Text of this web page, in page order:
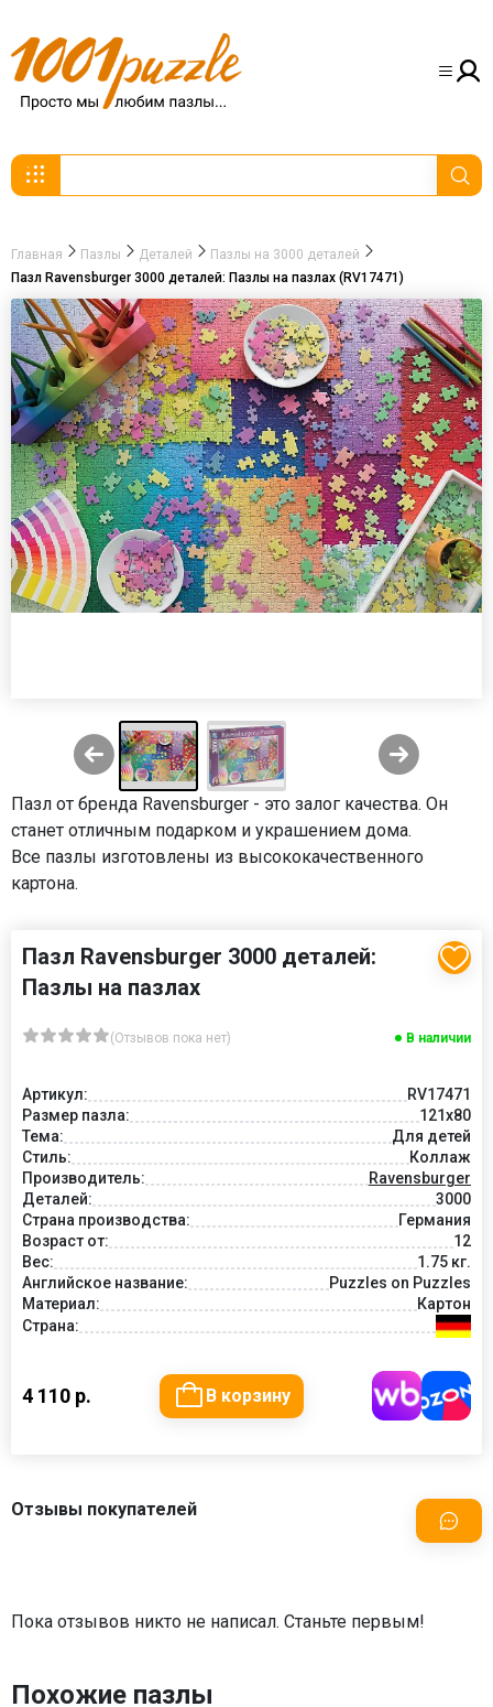
Главная Пазлы Деталей
Пазлы на 3000 деталей
Пазл Ravensburger 3000 деталей: Пазлы на пазлах (RV17471)
Пазл от бренда Ravensburger - это залог качества. Он
станет отличным подарком и украшением дома.
Все пазлы изготовлены из высококачественного
картона.
Пазл Ravensburger 3000 деталей:
Пазлы на пазлах
(Отзывов пока нет) В наличии
Артикул:
RV17471
Размер пазла:
121x80
Тема:
Для детей
Стиль:
Коллаж
Производитель:
Ravensburger
Деталей:
3000
Страна производства:
Германия
Возраст от:
12
Вес:
1.75 кг.
Английское название:
Puzzles on Puzzles
Материал:
Картон
Страна:
4 110 р. В корзину
Отзывы покупателей
Пока отзывов никто не написал. Станьте первым!
Похожие пазлы